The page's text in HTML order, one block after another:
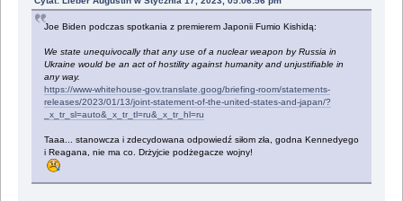
Joe Biden podczas spotkania z premierem Japonii Fumio Kishidą:
We state unequivocally that any use of a nuclear weapon by Russia in
Ukraine would be an act of hostility against humanity and unjustifiable in
any way.
https://www-whitehouse-gov.translate.goog/briefing-room/statements-
releases/2023/01/13/joint-statement-of-the-united-states-and-japan/?
_x_tr_sl=auto&_x_tr_tl=ru&_x_tr_hl=ru
Taaa... stanowcza i zdecydowana odpowiedź siłom zła, godna Kennedyego
i Reagana, nie ma co. Drżyjcie podżegacze wojny!